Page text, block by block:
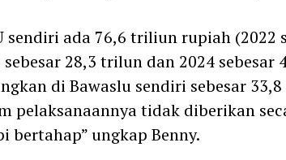
sendiri ada 76,6 triliun rupiah (2022
sebesar 28,3 trilun dan 2024 sebesar
di Bawaslu sendiri sebesar
pelaksanaannya tidak diberikan
bertahap” ungkap Benny.